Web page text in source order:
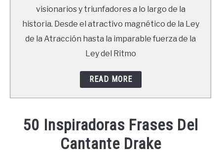
visionarios y triunfadores a lo largo de la
historia. Desde el atractivo magnético de la Ley
de la Atracción hasta la imparable fuerza de la
Ley del Ritmo
READ MORE
50 Inspiradoras Frases Del
Cantante Drake